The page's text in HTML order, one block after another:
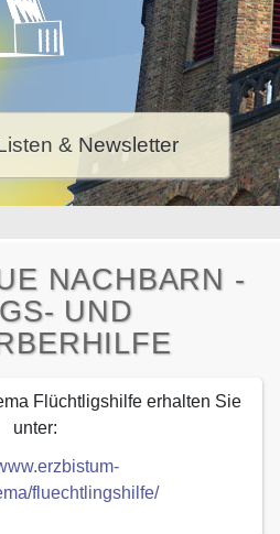
& Newsletter
NACHBARN -
UND
Flüchtligshilfe erhalten Sie
unter:
fluechtlingshilfe/